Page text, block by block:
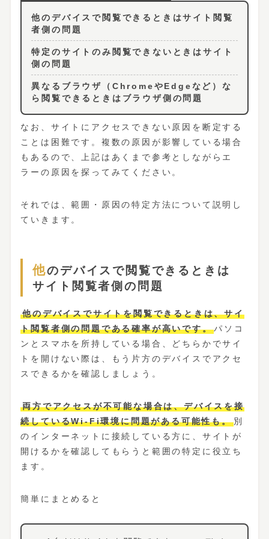
他のデバイスで閲覧できるときはサイト閲覧
者側の問題
特定のサイトのみ閲覧できないときはサイト
側の問題
異なるブラウザ（ChromeやEdgeなど）な
ら閲覧できるときはブラウザ側の問題
なお、サイトにアクセスできない原因を断定する
ことは困難です。複数の原因が影響している場合
もあるので、上記はあくまで参考としながらエ
ラーの原因を探ってみてください。
それでは、範囲・原因の特定方法について説明し
ていきます。
他のデバイスで閲覧できるときは
サイト閲覧者側の問題
他のデバイスでサイトを閲覧できるときは、サイ
ト閲覧者側の問題である確率が高いです。パソコ
ンとスマホを所持している場合、どちらかでサイ
トを開けない際は、もう片方のデバイスでアクセ
スできるかを確認しましょう。
両方でアクセスが不可能な場合は、デバイスを接
続しているWi-Fi環境に問題がある可能性も。別
のインターネットに接続している方に、サイトが
開けるかを確認してもらうと範囲の特定に役立ち
ます。
簡単にまとめると